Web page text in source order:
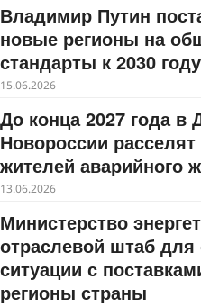
Владимир Путин
новые регионы на
стандарты к 2030 году
15.06.2026
До конца 2027 года в
Новороссии
жителей аварийного
13.06.2026
Министерство
отраслевой штаб для
ситуации с
регионы страны